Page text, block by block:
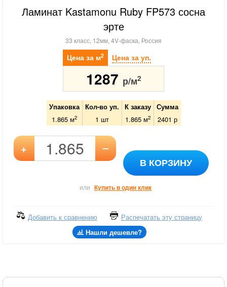
Ламинат Kastamonu Ruby FP573 сосна
эрте
33 класс, 12мм, 4V-фаска, Россия
Цена за м2 Цена за уп.
1287 р/м2
Упаковка Кол-во уп. К заказу
Сумма
1.865 м2 1 шт 1.865м2 2401 р
+ –
В КОРЗИНУ
или Купить в один клик
Добавить к сравнению
Распечатать эту страницу
Нашли дешевле?